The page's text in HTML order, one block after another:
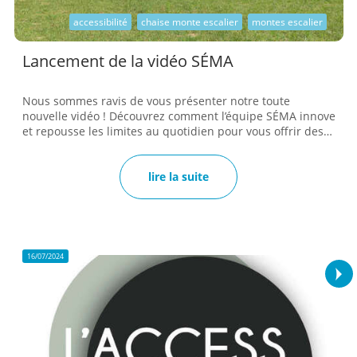
accessibilité chaise monte escalier montes escalier
Lancement de la vidéo SÉMA
Nous sommes ravis de vous présenter notre toute
nouvelle vidéo ! Découvrez comment l’équipe SÉMA innove
et repousse les limites au quotidien pour vous offrir des
notre métier, nos valeurs et notre engagement pour
concrétiser vos projets d'accessibilité ! N'hésitez pas à
parler de nous, autour de vous ! Voir la vidéo...
lire la suite
16/07/2024